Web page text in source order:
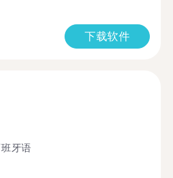
下载软件
牙语